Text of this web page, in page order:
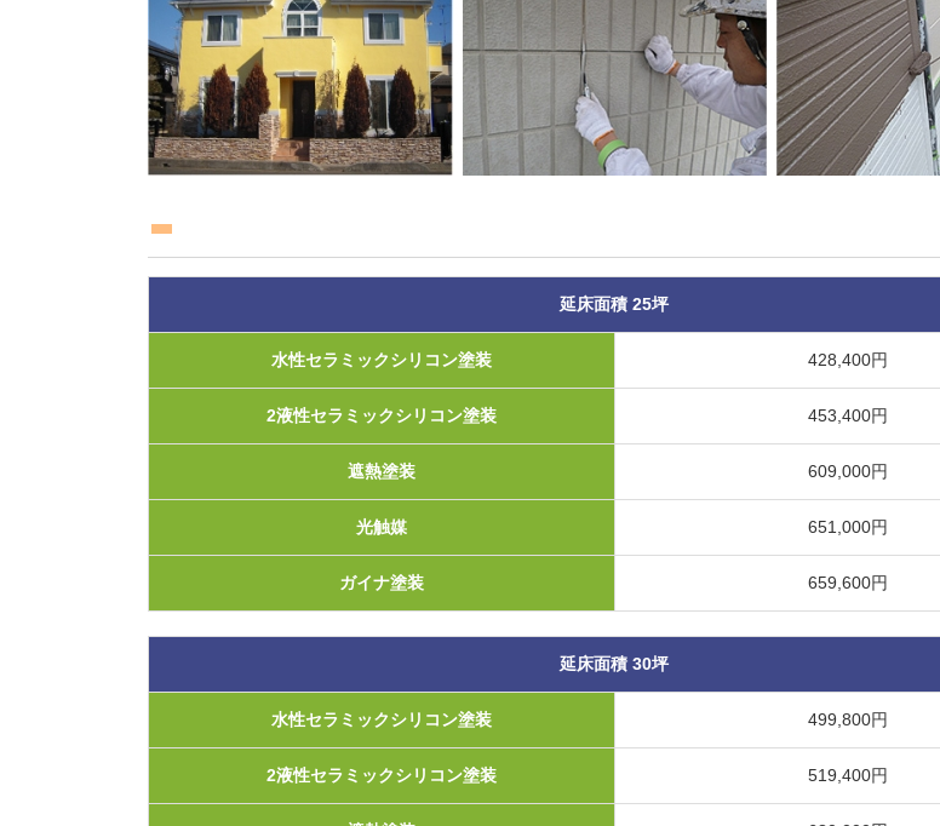
延床面積 25坪
水性セラミックシリコン塗装 428,400円
2液性セラミックシリコン塗装 453,400円
遮熱塗装 609,000円
光触媒 651,000円
ガイナ塗装 659,600円
延床面積 30坪
水性セラミックシリコン塗装 499,800円
2液性セラミックシリコン塗装 519,400円